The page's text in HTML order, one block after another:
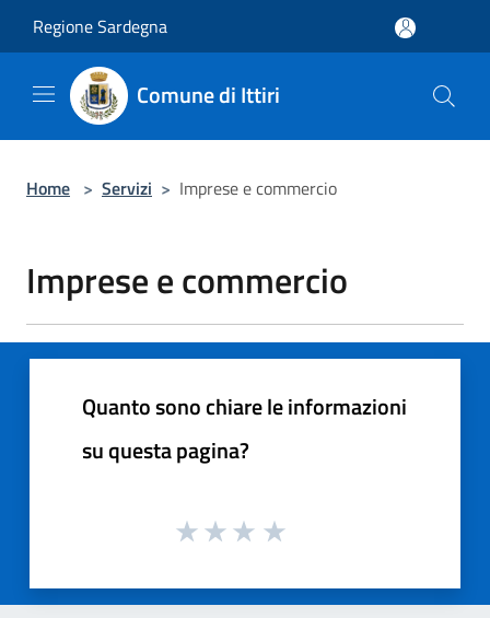
Regione Sardegna
Comune di Ittiri
Home > Servizi > Imprese e commercio
Imprese e commercio
Quanto sono chiare le informazioni
su questa pagina?